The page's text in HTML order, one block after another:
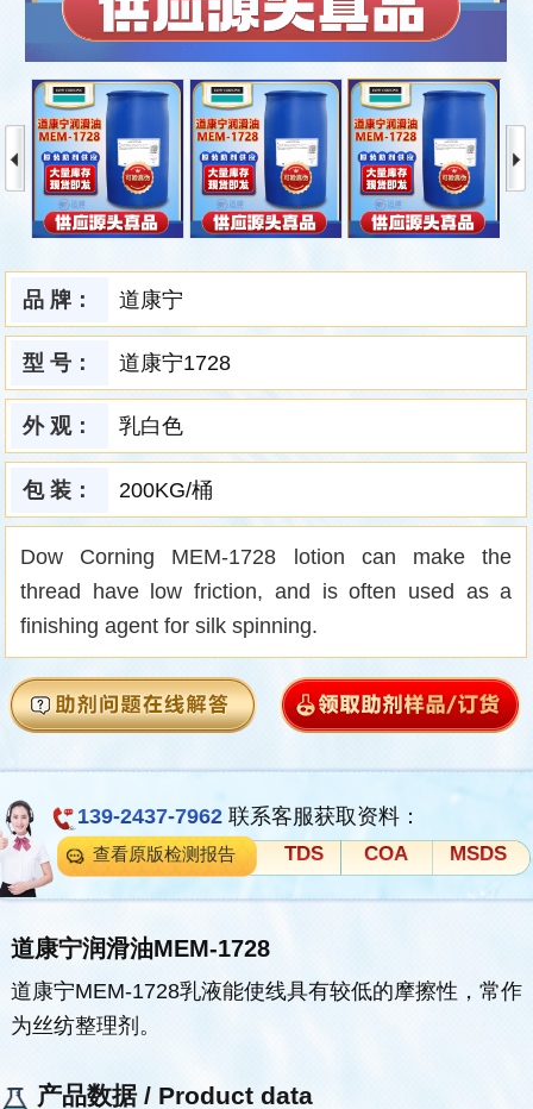
品 牌： 道康宁
型 号： 道康宁1728
外 观： 乳白色
包 装： 200KG/桶
Dow Corning MEM-1728 lotion can make the
thread have low friction, and is often used as a
finishing agent for silk spinning.
139-2437-7962联系客服获取资料：
查看原版检测报告 TDS COA MSDS
道康宁润滑油MEM-1728
道康宁MEM-1728乳液能使线具有较低的摩擦性，常作
为丝纺整理剂。
产品数据 / Product data